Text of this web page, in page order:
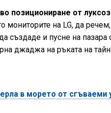
позициониране от
мониторите на LG, да
създаде и пусне на пазара
джаджа на ръката на
в морето от